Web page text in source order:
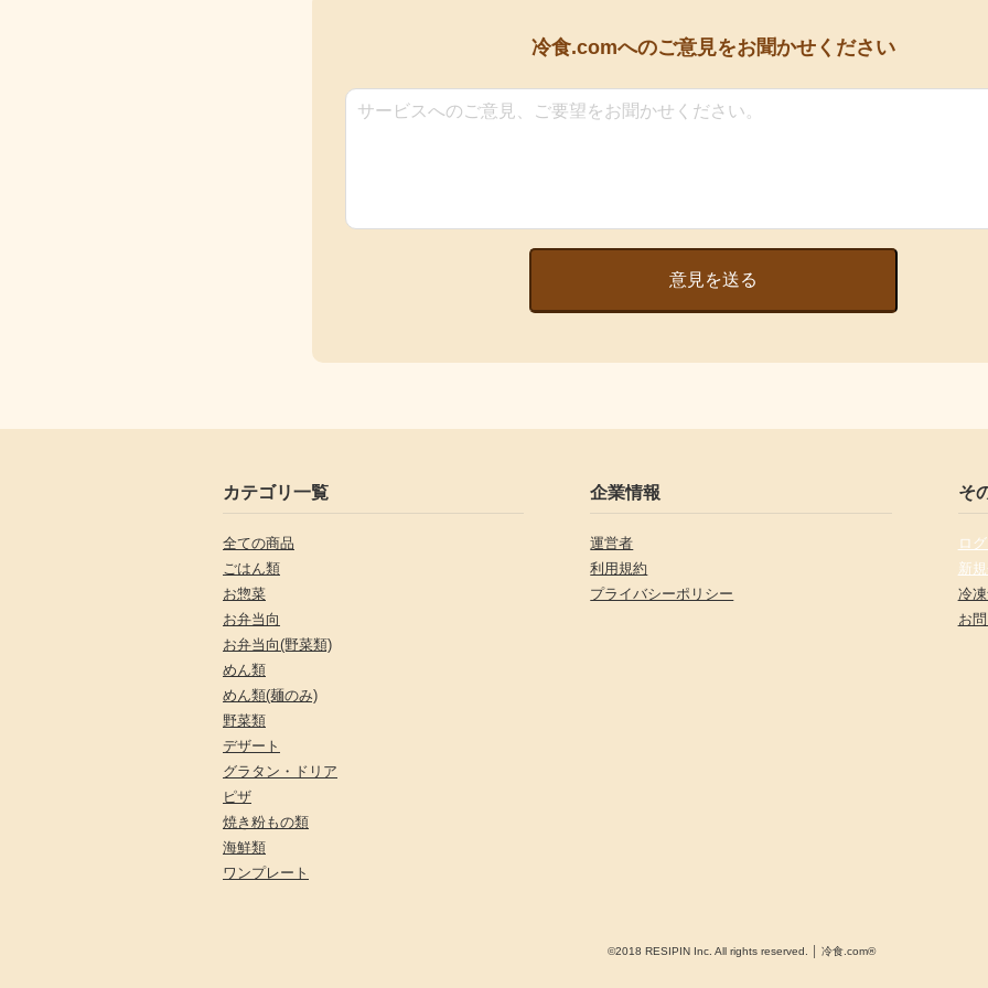
冷食.comへのご意見をお聞かせください
意見を送る
カテゴリ一覧
全ての商品
ごはん類
お惣菜
お弁当向
お弁当向(野菜類)
めん類
めん類(麺のみ)
野菜類
デザート
グラタン・ドリア
ピザ
焼き粉もの類
海鮮類
ワンプレート
企業情報
運営者
利用規約
プライバシーポリシー
そ
ロ
新
冷
お
©2018 RESIPIN Inc. All rights reserved. │ 冷食.com®